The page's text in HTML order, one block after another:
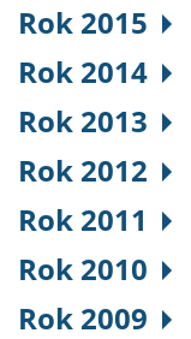
Rok 2015
Rok 2014
Rok 2013
Rok 2012
Rok 2011
Rok 2010
Rok 2009